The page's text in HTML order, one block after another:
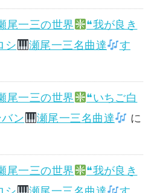
尾一三の世界
❝我が良き
シ 瀬尾一三名曲達
す
尾一三の世界
❝いちご白
ン 瀬尾一三名曲達
に
尾一三の世界
❝我が良き